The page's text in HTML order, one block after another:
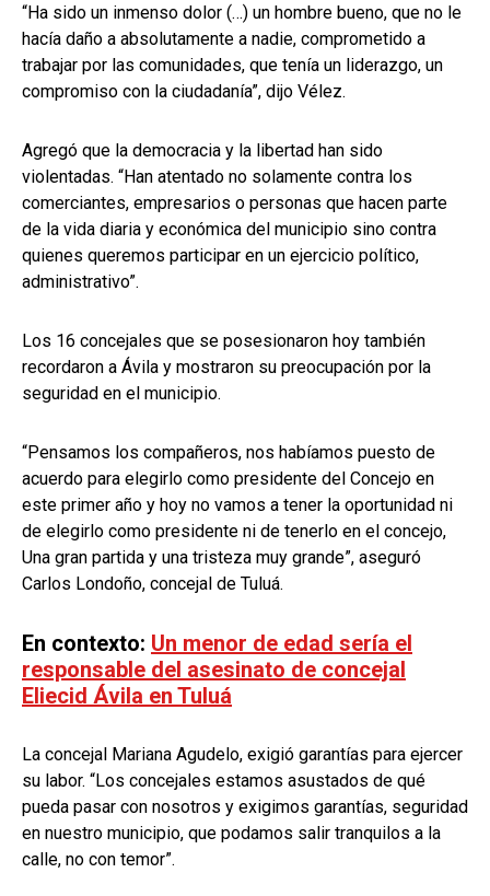
“Ha sido un inmenso dolor (…) un hombre bueno, que no le
hacía daño a absolutamente a nadie, comprometido a
trabajar por las comunidades, que tenía un liderazgo, un
compromiso con la ciudadanía”, dijo Vélez.
Agregó que la democracia y la libertad han sido
violentadas. “Han atentado no solamente contra los
comerciantes, empresarios o personas que hacen parte
de la vida diaria y económica del municipio sino contra
quienes queremos participar en un ejercicio político,
administrativo”.
Los 16 concejales que se posesionaron hoy también
recordaron a Ávila y mostraron su preocupación por la
seguridad en el municipio.
“Pensamos los compañeros, nos habíamos puesto de
acuerdo para elegirlo como presidente del Concejo en
este primer año y hoy no vamos a tener la oportunidad ni
de elegirlo como presidente ni de tenerlo en el concejo,
Una gran partida y una tristeza muy grande”, aseguró
Carlos Londoño, concejal de Tuluá.
En contexto: Un menor de edad sería el
responsable del asesinato de concejal
Eliecid Ávila en Tuluá
La concejal Mariana Agudelo, exigió garantías para ejercer
su labor. “Los concejales estamos asustados de qué
pueda pasar con nosotros y exigimos garantías, seguridad
en nuestro municipio, que podamos salir tranquilos a la
calle, no con temor”.